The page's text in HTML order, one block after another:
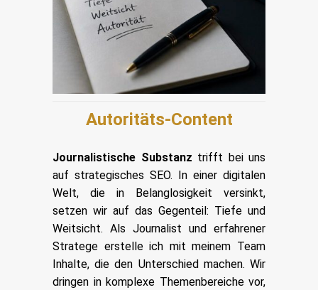
Autoritäts-Content
Journalistische Substanz trifft bei uns
auf strategisches SEO.
In einer digitalen
Welt, die in Belanglosigkeit versinkt,
setzen wir auf das Gegenteil: Tiefe und
Weitsicht. Als Journalist und erfahrener
Stratege erstelle ich mit meinem Team
Inhalte, die den Unterschied machen. Wir
dringen in komplexe Themenbereiche vor,